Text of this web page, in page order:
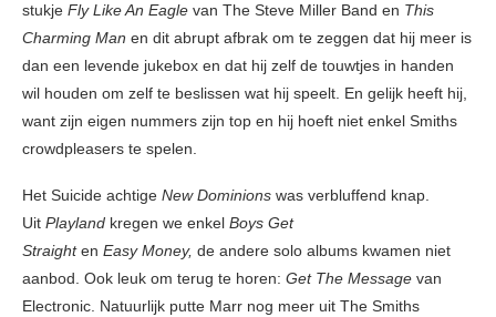
stukje Fly Like An Eagle van The Steve Miller Band en This
Charming Man en dit abrupt afbrak om te zeggen dat hij meer is
dan een levende jukebox en dat hij zelf de touwtjes in handen
wil houden om zelf te beslissen wat hij speelt. En gelijk heeft hij,
want zijn eigen nummers zijn top en hij hoeft niet enkel Smiths
crowdpleasers te spelen.
Het Suicide achtige New Dominions was verbluffend knap.
Uit Playland kregen we enkel Boys Get
Straighten Easy Money, de andere solo albums kwamen niet
aanbod. Ook leuk om terug te horen: Get The Message van
Electronic. Natuurlijk putte Marr nog meer uit The Smiths